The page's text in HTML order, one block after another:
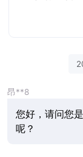
昂**8
您好，请问您
呢？